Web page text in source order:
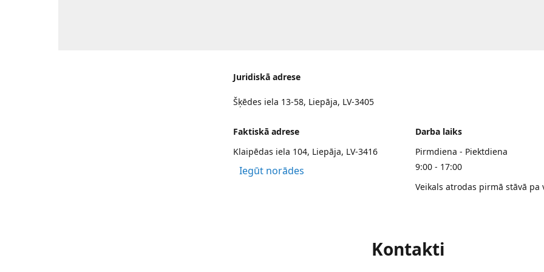
Juridiskā adrese
Šķēdes iela 13-58, Liepāja, LV-3405
Faktiskā adrese
Klaipēdas iela 104, Liepāja, LV-3416
Iegūt norādes
Darba laiks
Pirmdiena - Piektdiena
9:00 - 17:00
Veikals atrodas pirmā stāvā pa
Kontakti